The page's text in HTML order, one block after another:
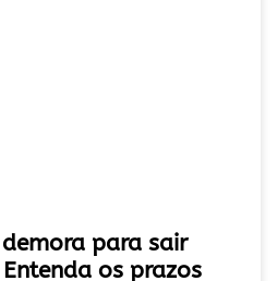
para sair
os prazos